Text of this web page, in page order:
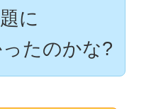
に
たのかな?